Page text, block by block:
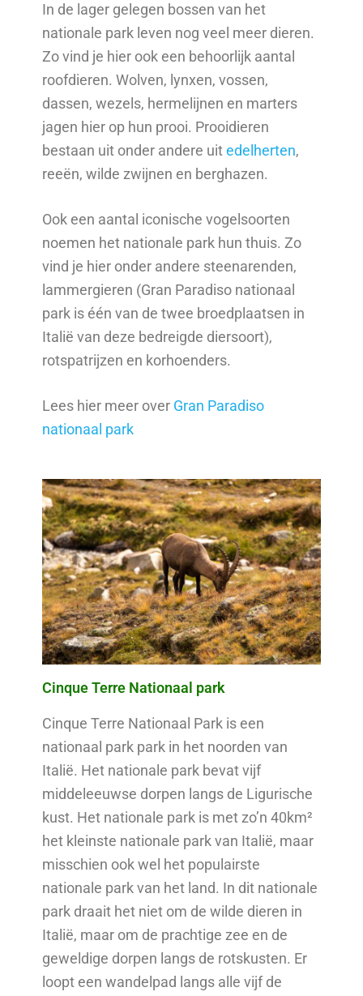
In de lager gelegen bossen van het
nationale park leven nog veel meer dieren.
Zo vind je hier ook een behoorlijk aantal
roofdieren. Wolven, lynxen, vossen,
dassen, wezels, hermelijnen en marters
jagen hier op hun prooi. Prooidieren
bestaan uit onder andere uitedelherten,
reeën, wilde zwijnen en berghazen.
Ook een aantal iconische vogelsoorten
noemen het nationale park hun thuis. Zo
vind je hier onder andere steenarenden,
lammergieren (Gran Paradiso nationaal
park is één van de twee broedplaatsen in
Italië van deze bedreigde diersoort),
rotspatrijzen en korhoenders.
Lees hier meer over Gran Paradiso
nationaal park
Cinque Terre Nationaal park
Cinque Terre Nationaal Park is een
nationaal park park in het noorden van
Italië. Het nationale park bevat vijf
middeleeuwse dorpen langs de Ligurische
kust. Het nationale park is met zo’n 40km²
het kleinste nationale park van Italië, maar
misschien ook wel het populairste
nationale park van het land. In dit nationale
park draait het niet om de wilde dieren in
Italië, maar om de prachtige zee en de
geweldige dorpen langs de rotskusten. Er
loopt een wandelpad langs alle vijf de